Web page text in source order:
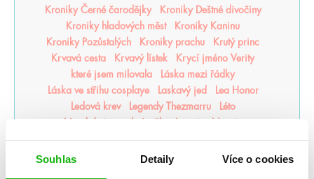
Souhlas Detaily Více o cookies
Kroniky Černé čarodějky
Kroniky Deštné divočiny
Kroniky hladových měst
Kroniky Kaninu
Kroniky Pozůstalých
Kroniky prachu
Krutý princ
Krvavá cesta
Krvavý lístek
Krycí jméno Verity
které jsem milovala
Láska mezi řádky
Láska ve střihu cosplaye
Laskavý jed
Lea Honor
Ledová krev
Legendy Thezmarru
Léto
Letopisy Podzemě
Lískový les Litersum
Lovkyně stínů
Lunasterové
Magisterium
Magnus Chase